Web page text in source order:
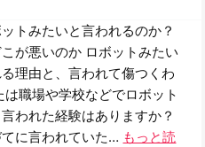
トみたいと言われるのか？
が悪いのか ロボットみたい
理由と、言われて傷つくわ
は職場や学校などでロボット
われた経験はありますか？
に言われていた… もっと読